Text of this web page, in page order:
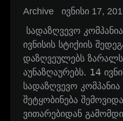
Archive ივნისი 17,
სადაზღვევო
ივნისის სტიქიის
დაზღვეულებს
აუნაზღაურებს. 14
სადაზღვევო
შეტყობინება
ვითარებიდან